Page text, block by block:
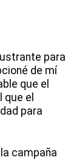
para
de mí
que el
el
para
campaña